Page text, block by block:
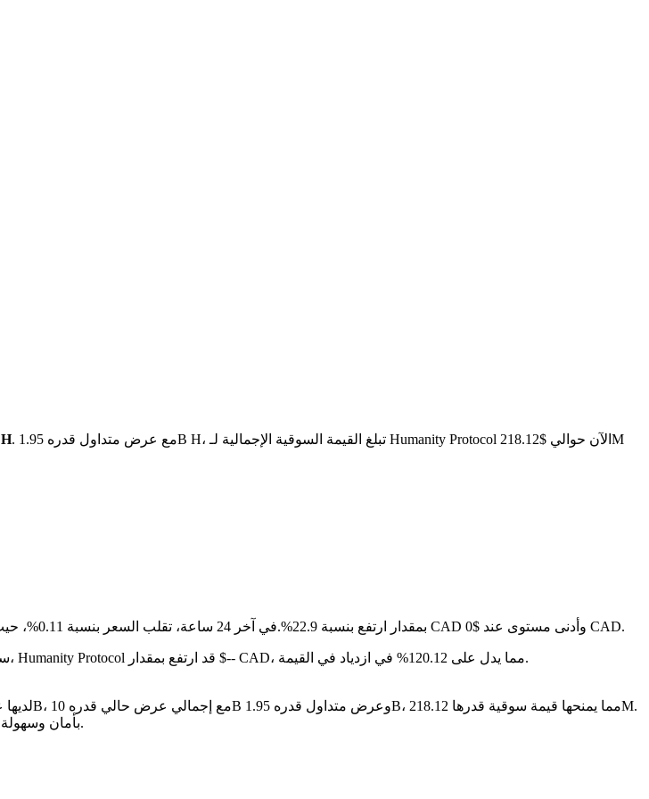
بـ $0.1108 CAD لكل H. مع عرض متداول قدره 1.95B H، تبلغ القيمة السوقية الإجمالية لـ Humanity Protocol الآن حوالي $218.12M
على مدار الأيام السبعة الماضية، تغير سعر Humanity Protocol بمقدار ارتفع بنسبة 22.9%. في آخر 24 ساعة، تقلب السعر بنسبة 0.11%، حيث وصل إلى أعلى مستوى عند $0 CAD وأدنى مستوى عند $0 CAD.
سنة بعد سنة، Humanity Protocol قد ارتفع بمقدار $-- CAD، مما يدل على 120.12% في ازدياد في القيمة.
بأمان وسهولة.